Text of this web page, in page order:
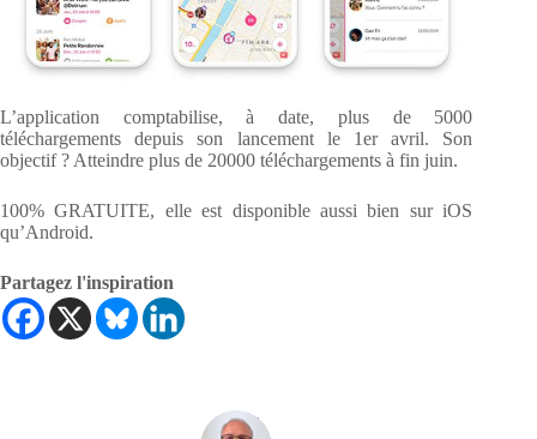
L’application comptabilise, à date, plus de 5000
téléchargements depuis son lancement le 1er avril. Son
objectif ? Atteindre plus de 20000 téléchargements à fin juin.
100% GRATUITE, elle est disponible aussi bien sur iOS
qu’Android.
Partagez l'inspiration